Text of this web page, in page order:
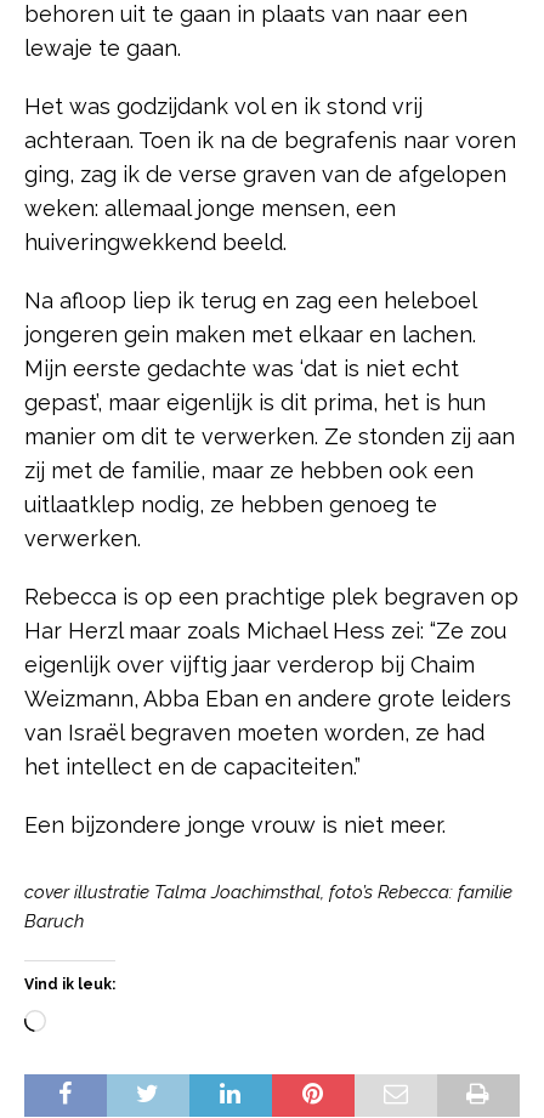
behoren uit te gaan in plaats van naar een
lewaje te gaan.
Het was godzijdank vol en ik stond vrij
achteraan. Toen ik na de begrafenis naar voren
ging, zag ik de verse graven van de afgelopen
weken: allemaal jonge mensen, een
huiveringwekkend beeld.
Na afloop liep ik terug en zag een heleboel
jongeren gein maken met elkaar en lachen.
Mijn eerste gedachte was ‘dat is niet echt
gepast’, maar eigenlijk is dit prima, het is hun
manier om dit te verwerken. Ze stonden zij aan
zij met de familie, maar ze hebben ook een
uitlaatklep nodig, ze hebben genoeg te
verwerken.
Rebecca is op een prachtige plek begraven op
Har Herzl maar zoals Michael Hess zei: “Ze zou
eigenlijk over vijftig jaar verderop bij Chaim
Weizmann, Abba Eban en andere grote leiders
van Israël begraven moeten worden, ze had
het intellect en de capaciteiten.”
Een bijzondere jonge vrouw is niet meer.
cover illustratie Talma Joachimsthal, foto’s Rebecca: familie
Baruch
Vind ik leuk: